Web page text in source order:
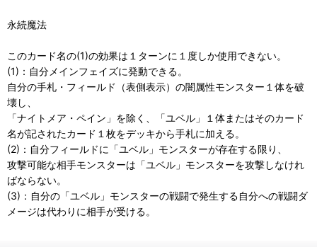
永続魔法
このカード名の(1)の効果は１ターンに１度しか使用できない。
(1)：自分メインフェイズに発動できる。
自分の手札・フィールド（表側表示）の闇属性モンスター１体を破
壊し、
「ナイトメア・ペイン」を除く、「ユベル」１体またはそのカード
名が記されたカード１枚をデッキから手札に加える。
(2)：自分フィールドに「ユベル」モンスターが存在する限り、
攻撃可能な相手モンスターは「ユベル」モンスターを攻撃しなけれ
ばならない。
(3)：自分の「ユベル」モンスターの戦闘で発生する自分への戦闘ダ
メージは代わりに相手が受ける。